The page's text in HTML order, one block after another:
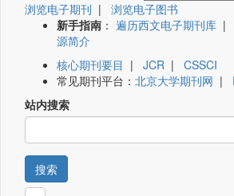
浏览电子期刊 | 浏览电子图书
新手指南 ： 遍历西文电子期刊库 |
源简介
核心期刊要目 | JCR | CSSCI
常见期刊平台： 北京大学期刊网 |
站内搜索
搜索